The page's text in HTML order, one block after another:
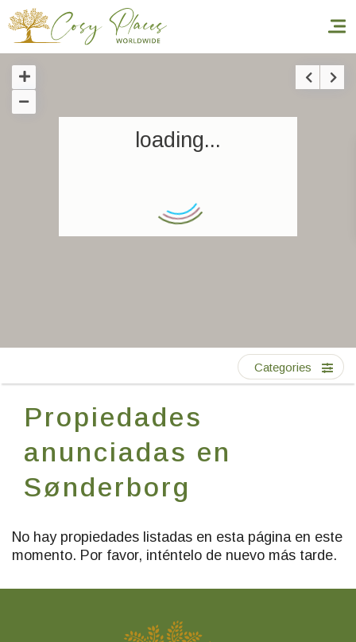
Inicio
Reservar una estancia
World’s Best Hotels
ES EN FR
loading...
Propiedades
anunciadas en
Sønderborg
Categories
No hay propiedades listadas en esta página en este
momento. Por favor, inténtelo de nuevo más tarde.